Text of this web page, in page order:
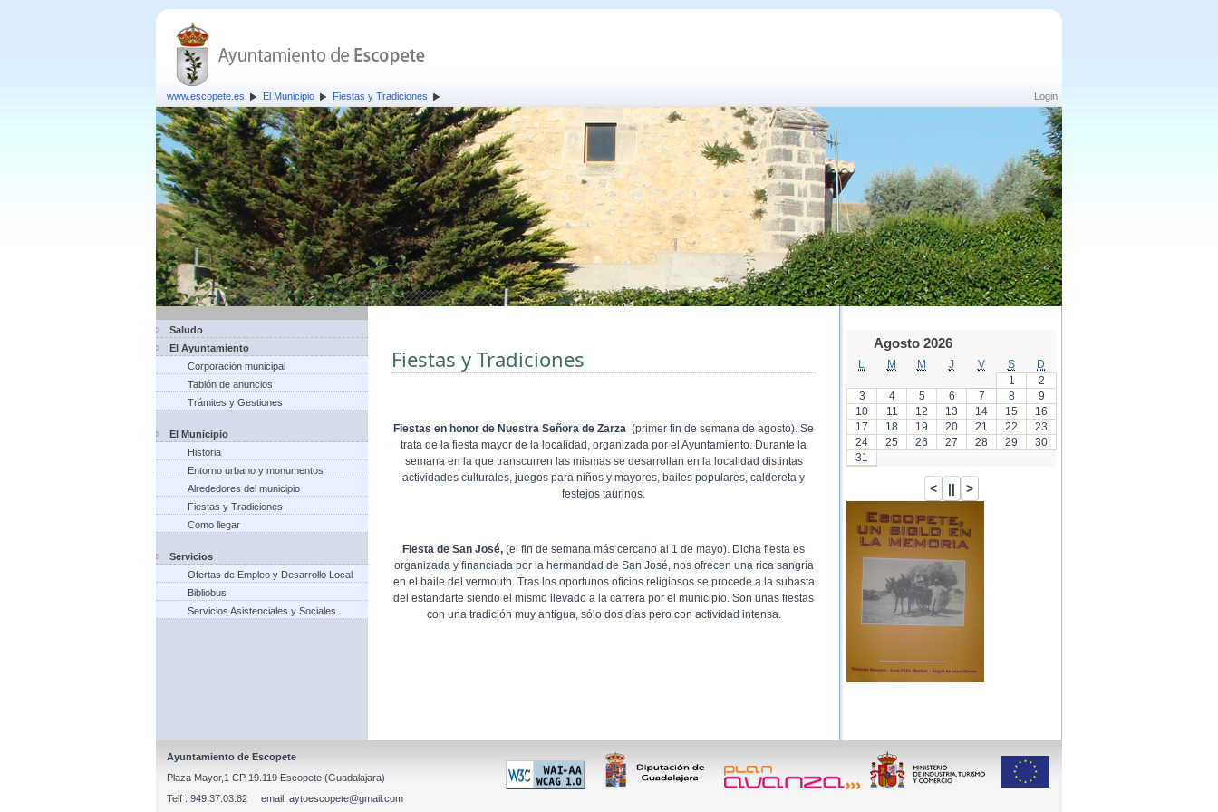
Login
www.escopete.es El Municipio Fiestas y Tradiciones
Saludo
El Ayuntamiento
Corporación municipal
Tablón de anuncios
Trámites y Gestiones
El Municipio
Historia
Entorno urbano y monumentos
Alrededores del municipio
Fiestas y Tradiciones
Como llegar
Servicios
Ofertas de Empleo y Desarrollo Local
Bibliobus
Servicios Asistenciales y Sociales
Fiestas y Tradiciones
Fiestas en honor de Nuestra Señora de Zarza (primer fin de semana de agosto). Se
trata de la fiesta mayor de la localidad, organizada por el Ayuntamiento. Durante la
semana en la que transcurren las mismas se desarrollan en la localidad distintas
actividades culturales, juegos para niños y mayores, bailes populares, caldereta y
festejos taurinos.
Fiesta de San José, (el fin de semana más cercano al 1 de mayo). Dicha fiesta es
organizada y financiada por la hermandad de San José, nos ofrecen una rica sangría
en el baile del vermouth. Tras los oportunos oficios religiosos se procede a la subasta
del estandarte siendo el mismo llevado a la carrera por el municipio. Son unas fiestas
con una tradición muy antigua, sólo dos días pero con actividad intensa.
Agosto 2026
M M J V S
D
1
2
3
4 5 6 7 8
9
10
11 12 13 14 15
16
17
18 19 20 21 22
23
24
25 26 27 28 29
30
31
Ayuntamiento de Escopete
Plaza Mayor,1 CP 19.119 Escopete (Guadalajara)
Telf : 949.37.03.82 email: aytoescopete@gmail.com